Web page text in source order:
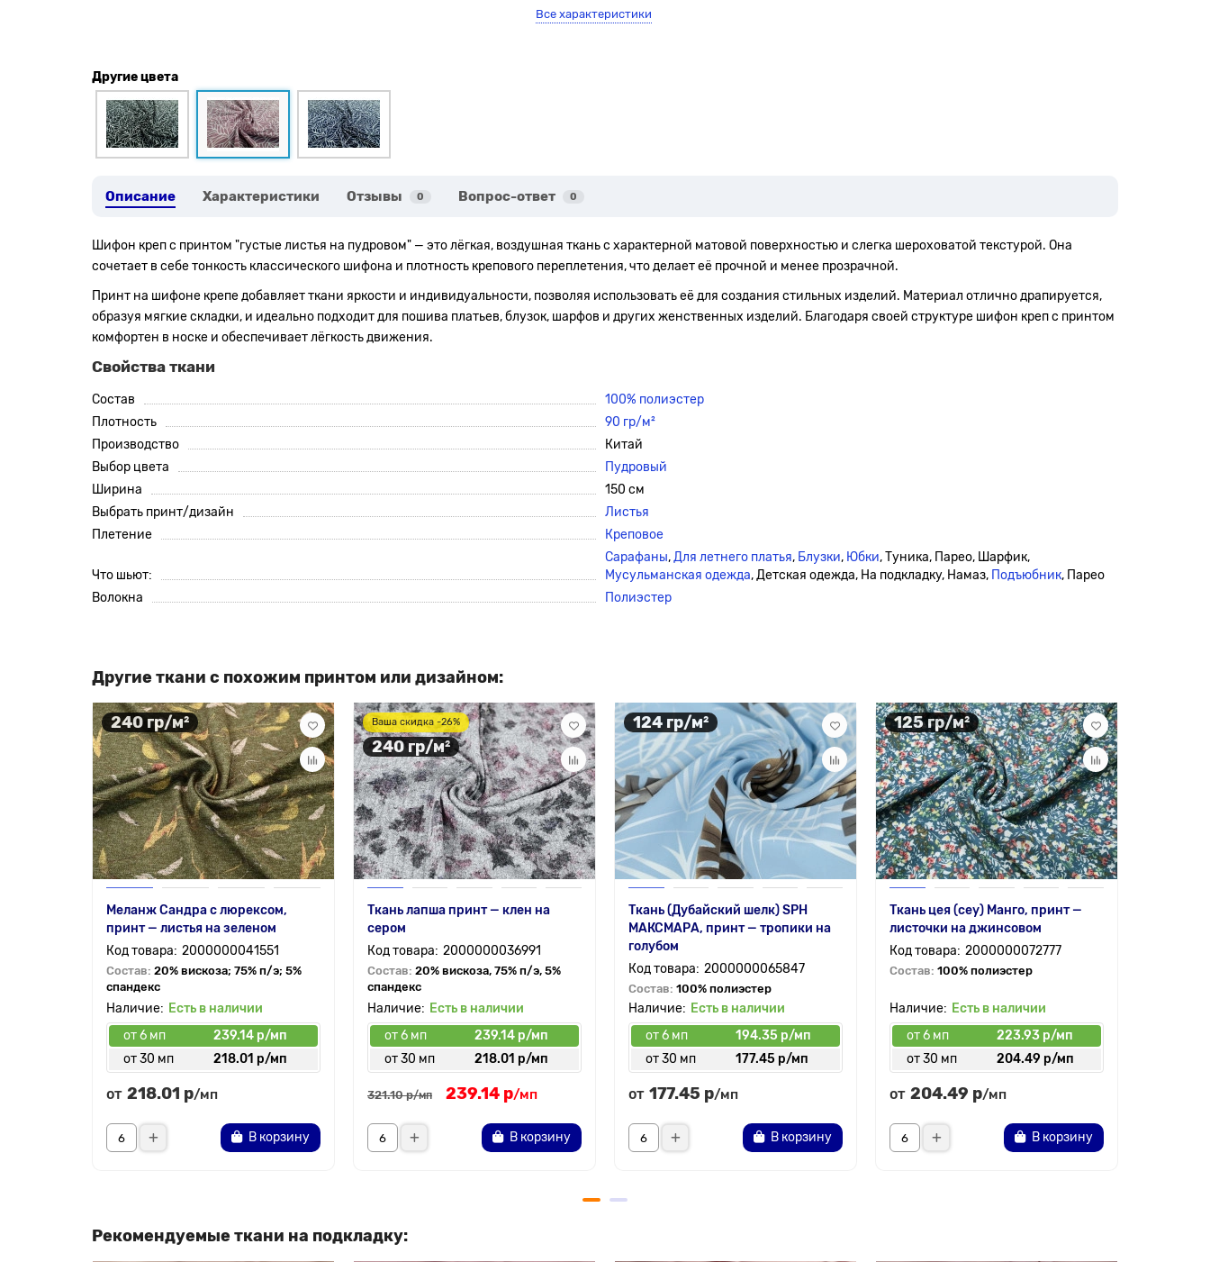
Все характеристики
Другие цвета
Описание Характеристики Отзывы 0 Вопрос-ответ 0
Шифон креп с принтом "густые листья на пудровом" — это лёгкая, воздушная ткань с характерной матовой поверхностью и слегка шероховатой текстурой. Она
сочетает в себе тонкость классического шифона и плотность крепового переплетения, что делает её прочной и менее прозрачной.
Принт на шифоне крепе добавляет ткани яркости и индивидуальности, позволяя использовать её для создания стильных изделий. Материал отлично драпируется,
образуя мягкие складки, и идеально подходит для пошива платьев, блузок, шарфов и других женственных изделий. Благодаря своей структуре шифон креп с принтом
комфортен в носке и обеспечивает лёгкость движения.
Свойства ткани
Состав
100% полиэстер
Плотность
90 гр/м²
Производство
Китай
Выбор цвета
Пудровый
Ширина
150 см
Выбрать принт/дизайн
Листья
Плетение
Креповое
Что шьют:
Сарафаны,Для летнего платья, Блузки, Юбки, Туника, Парео, Шарфик,
Мусульманская одежда, Детская одежда, На подкладку, Намаз, Подъюбник, Парео
Волокна
Полиэстер
Другие ткани с похожим принтом или дизайном:
240 гр/м²
Меланж Сандра с люрексом,
принт — листья на зеленом
2000000041551
Состав: 20% вискоза; 75% п/э; 5%
спандекс
Есть в наличии
от 6 мп
239.14 р/мп
от 30 мп
218.01 р/мп
от 218.01 р/мп
В корзину
Ваша скидка -26%
240 гр/м²
Ткань лапша принт — клен на
сером
2000000036991
Состав: 20% вискоза, 75% п/э, 5%
спандекс
Есть в наличии
от 6 мп
239.14 р/мп
от 30 мп
218.01 р/мп
321.10 р/мп 239.14 р/мп
В корзину
124 гр/м²
Ткань (Дубайский шелк) SPH
МАКСМАРА, принт — тропики на
голубом
2000000065847
Состав: 100% полиэстер
Есть в наличии
от 6 мп
194.35 р/мп
от 30 мп
177.45 р/мп
от 177.45 р/мп
В корзину
125 гр/м²
Ткань цея (cey) Манго, принт —
листочки на джинсовом
2000000072777
Состав: 100% полиэстер
Есть в наличии
от 6 мп
223.93 р/мп
от 30 мп
204.49 р/мп
от 204.49 р/мп
В корзину
Рекомендуемые ткани на подкладку: